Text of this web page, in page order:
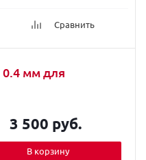
Сравнить
0.4 мм для
3 500 руб.
В корзину